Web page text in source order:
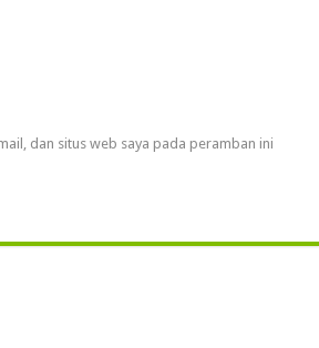
dan situs web saya pada peramban ini